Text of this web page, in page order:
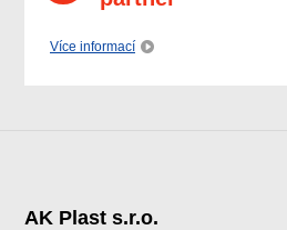
Více informací
AK Plast s.r.o.